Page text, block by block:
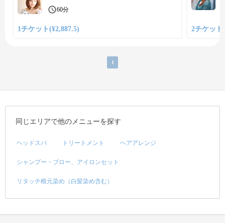
60分
1チケット(¥2,887.5) 2チケット
1
同じエリアで他のメニューを探す
ヘッドスパ トリートメント ヘアアレンジ
シャンプー・ブロー、アイロンセット
リタッチ根元染め（白髪染め含む）